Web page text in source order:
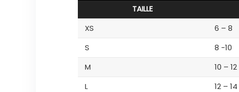
TAILLE
XS
6 – 8
S
8 -10
M
10 – 12
L
12 – 14